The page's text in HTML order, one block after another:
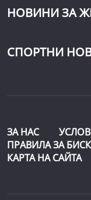
НОВИНИ ЗА
СПОРТНИ
ЗА НАС
ПРАВИЛА ЗА
КАРТА НА САЙТА